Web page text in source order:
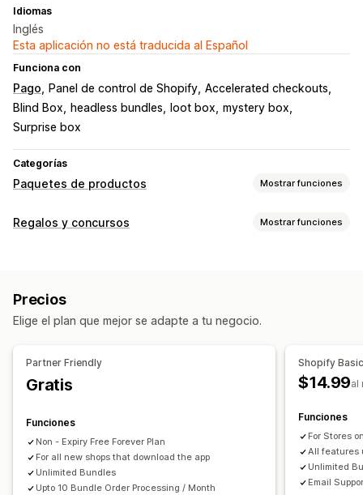
Idiomas
Inglés
Esta aplicación no está traducida al Español
Funciona con
Pago Panel de control de Shopify Accelerated checkouts
Blind Box
headless bundles loot box mystery box
Surprise box
Categorías
Paquetes de productos Mostrar funciones
Tipos de paquetes
Cajas de suscripción
Paquetes de ventas cruzadas
Productos digitales
Precios que puedes fijar
Descuentos
Descuentos globales Descuentos porcentuales
Descuentos en el carrito
Envío gratis
Suscripciones Precios al por mayor
Precios de mayorista
Regalos y concursos Mostrar funciones
Precios
Elige el plan que mejor se adapte a tu negocio.
Partner Friendly
Gratis
Funciones
Non - Expiry Free Forever Plan
For all new shops that download the app
Unlimited Bundles
Upto 10 Bundle Order Processing / Month
Shopify
$14.99al
Funciones
For Stores
All features
Unlimited
Email